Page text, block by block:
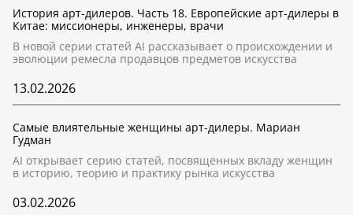
История арт-дилеров. Часть 18. Европейские арт-дилеры в
Китае: миссионеры, инженеры, врачи
В новой серии статей AI рассказывает о происхождении и
эволюции ремесла продавцов предметов искусства
13.02.2026
Самые влиятельные женщины арт-дилеры. Мариан
Гудман
AI открывает серию статей, посвященных вкладу женщин
в историю, теорию и практику рынка искусства
03.02.2026